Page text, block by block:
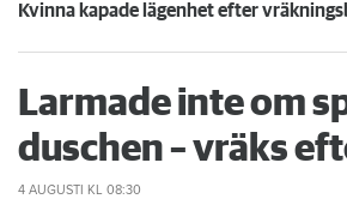
Larmade inte om
duschen – vräks
4 AUGUSTI KL 08:30